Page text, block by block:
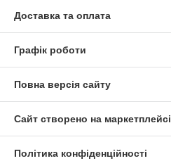
Доставка та оплата
Графік роботи
Повна версія сайту
Сайт створено на маркетплейсі
Політика конфіденційності